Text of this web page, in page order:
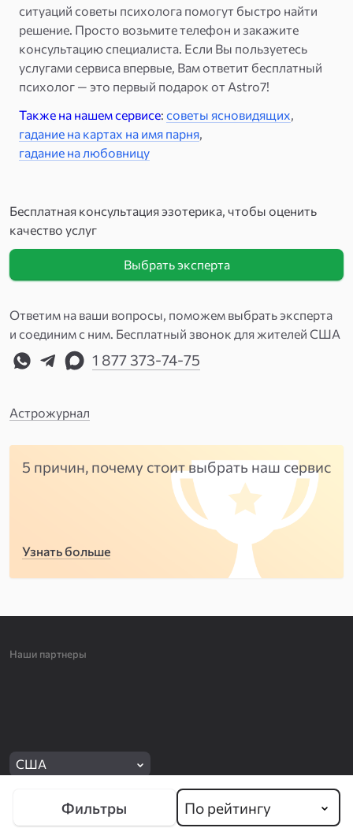
Фильтры По рейтингу
ситуаций советы психолога помогут быстро найти
решение. Просто возьмите телефон и закажите
консультацию специалиста. Если Вы пользуетесь
услугами сервиса впервые, Вам ответит бесплатный
психолог — это первый подарок от Astro7!
Также на нашем сервисе: советы ясновидящих
гадание на картах на имя парня
гадание на любовницу
Бесплатная консультация эзотерика, чтобы оценить
качество услуг
Выбрать эксперта
Ответим на ваши вопросы, поможем выбрать эксперта
и соединим с ним. Бесплатный звонок для жителей США
1 877 373-74-75
Астрожурнал
5 причин, почему стоит выбрать наш сервис
Узнать больше
Наши партнеры
США